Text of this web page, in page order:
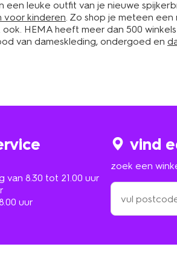
leuke outfit van je nieuwe
voor kinderen. Zo shop je meteen
HEMA heeft meer dan 500
van dameskleding, ondergoed en
8.30 tot 21.00 uur
uur
vind
zoek een
zoek
een
winkel
in